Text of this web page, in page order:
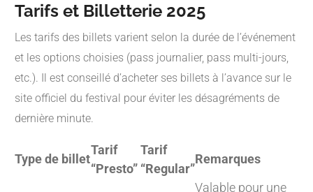
Tarifs et Billetterie 2025
Les tarifs des billets varient selon la durée de l’événement
et les options choisies (pass journalier, pass multi-jours,
etc.). Il est conseillé d’acheter ses billets à l’avance sur le
site officiel du festival pour éviter les désagréments de
dernière minute.
Type de billet
Tarif
“Presto”
Tarif
“Regular”
Remarques
Valable pour une